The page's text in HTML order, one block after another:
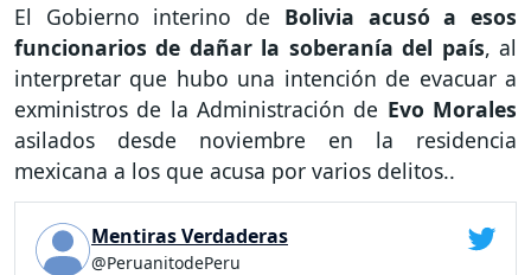
El Gobierno interino de Bolivia acusó a esos
funcionarios de dañar la soberanía del país, al
interpretar que hubo una intención de evacuar a
exministros de la Administración de Evo Morales
asilados desde noviembre en la residencia
mexicana a los que acusa por varios delitos..
Mentiras Verdaderas
@PeruanitodePeru